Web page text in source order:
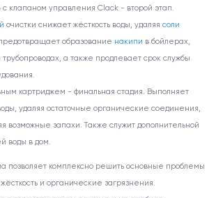
с клапаном управления Clack - второй этап.
очистки снижает жёсткость воды, удаляясоли
образование накипи в бойлерах,
а также продлевает срок службы
картриджем - финальная стадия. Выполняет
удаляя остаточные органические соединения,
возможные запахи. Также служит дополнительной
воды в дом.
позволяет комплексно решить основные проблемы
и органические загрязнения.